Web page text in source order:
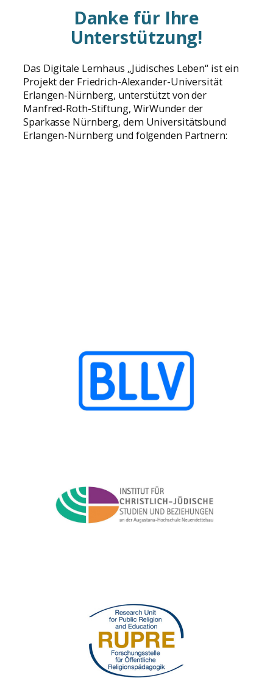
Danke für Ihre
Unterstützung!
Das Digitale Lernhaus „Jüdisches Leben“ ist ein
Projekt der Friedrich-Alexander-Universität
Erlangen-Nürnberg, unterstützt von der
Manfred-Roth-Stiftung, WirWunder der
Sparkasse Nürnberg, dem Universitätsbund
Erlangen-Nürnberg und folgenden Partnern: